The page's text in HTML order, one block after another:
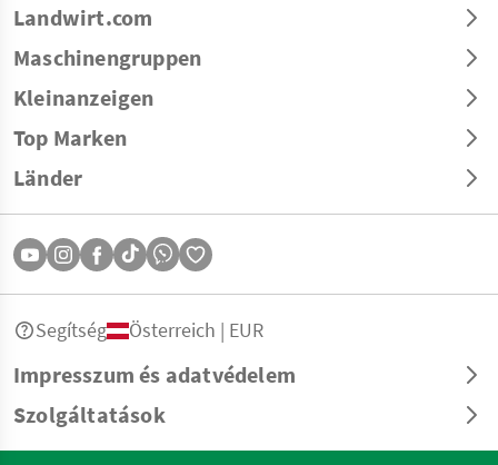
Landwirt.com
Maschinengruppen
Kleinanzeigen
Top Marken
Länder
Impresszum és adatvédelem
Szolgáltatások
Segítség Österreich | EUR